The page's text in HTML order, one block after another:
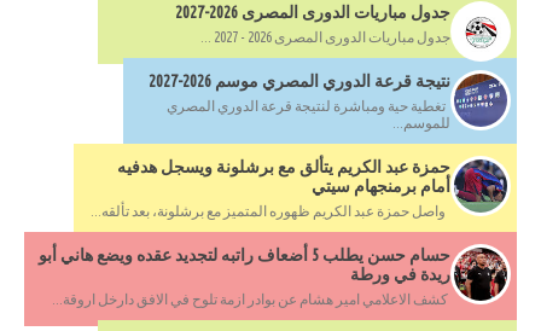
جدول مباريات الدورى المصرى 2026-2027
جدول مباريات الدورى المصرى 2026 - 2027 ...
نتيجة قرعة الدوري المصري موسم 2026-2027
تغطية حية ومباشرة لنتيجة قرعة الدوري المصري
للموسم...
حمزة عبد الكريم يتألق مع برشلونة ويسجل هدفيه
أمام برمنجهام سيتي
واصل حمزة عبد الكريم ظهوره المتميز مع برشلونة، بعد تألقه...
حسام حسن يطلب 5 أضعاف راتبه لتجديد عقده ويضع هاني أبو
ريدة في ورطة
كشف الاعلامي امير هشام عن بوادر ازمة تلوح في الافق دارخل اروقة...